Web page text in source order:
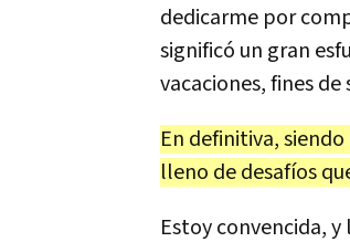
dedicarme por
significó un gran
vacaciones, fines de
En definitiva,
lleno de desafíos
Estoy convencida,